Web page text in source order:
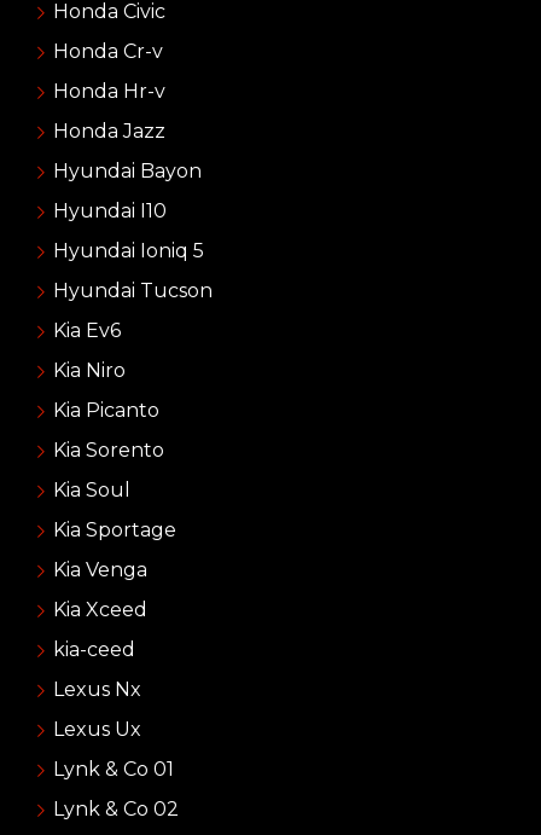
Honda Civic
Honda Cr-v
Honda Hr-v
Honda Jazz
Hyundai Bayon
Hyundai I10
Hyundai Ioniq 5
Hyundai Tucson
Kia Ev6
Kia Niro
Kia Picanto
Kia Sorento
Kia Soul
Kia Sportage
Kia Venga
Kia Xceed
kia-ceed
Lexus Nx
Lexus Ux
Lynk & Co 01
Lynk & Co 02